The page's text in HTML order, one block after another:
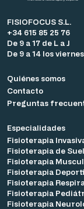
FISIOFOCUS S.L.
+34 615 85 25 76
De 9 a 17 de L a J
De 9 a 14 los viernes
Quiénes somos
Contacto
Preguntas
Especialidades
Fisioterapia
Fisioterapia de
Fisioterapia
Fisioterapia
Fisioterapia
Fisioterapia
Fisioterapia